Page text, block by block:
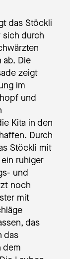
das Stöckli
durch
ab. Die
zeigt
im
und
Kita in den
Durch
Stöckli mit
ruhiger
und
noch
mit
das
das
dem